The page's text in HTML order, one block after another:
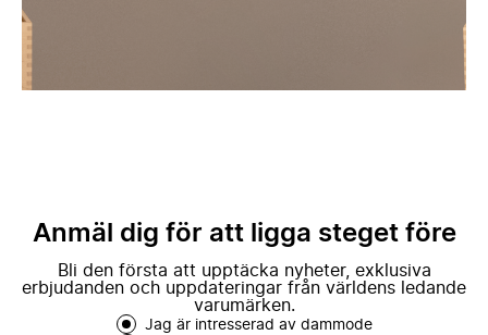
Anmäl dig för att ligga steget före
Bli den första att upptäcka nyheter, exklusiva
erbjudanden och uppdateringar från världens ledande
varumärken.
Jag är intresserad av dammode